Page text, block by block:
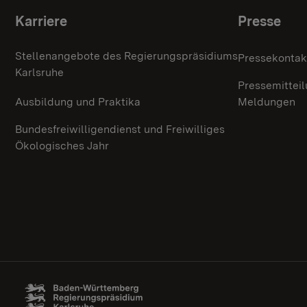
Themenübersicht
Karriere
Stellenangebote des Regierungspräsidiums
Karlsruhe
Ausbildung und Praktika
Bundesfreiwilligendienst und Freiwilliges
Ökologisches Jahr
Presse
Meldungen